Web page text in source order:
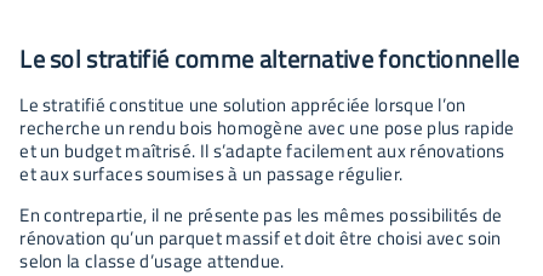
Le sol stratifié comme alternative fonctionnelle
Le stratifié constitue une solution appréciée lorsque l’on
recherche un rendu bois homogène avec une pose plus rapide
et un budget maîtrisé. Il s’adapte facilement aux rénovations
et aux surfaces soumises à un passage régulier.
En contrepartie, il ne présente pas les mêmes possibilités de
rénovation qu’un parquet massif et doit être choisi avec soin
selon la classe d’usage attendue.